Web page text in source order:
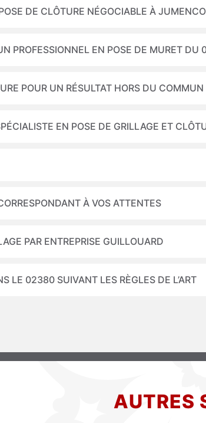
DE CLÔTURE NÉGOCIABLE À
PROFESSIONNEL EN POSE DE MURET DU
POUR UN RÉSULTAT HORS DU COMMUN
EN POSE DE GRILLAGE ET
À VOS ATTENTES
PAR ENTREPRISE GUILLOUARD
LE 02380 SUIVANT LES RÈGLES DE L’ART
AUTRES